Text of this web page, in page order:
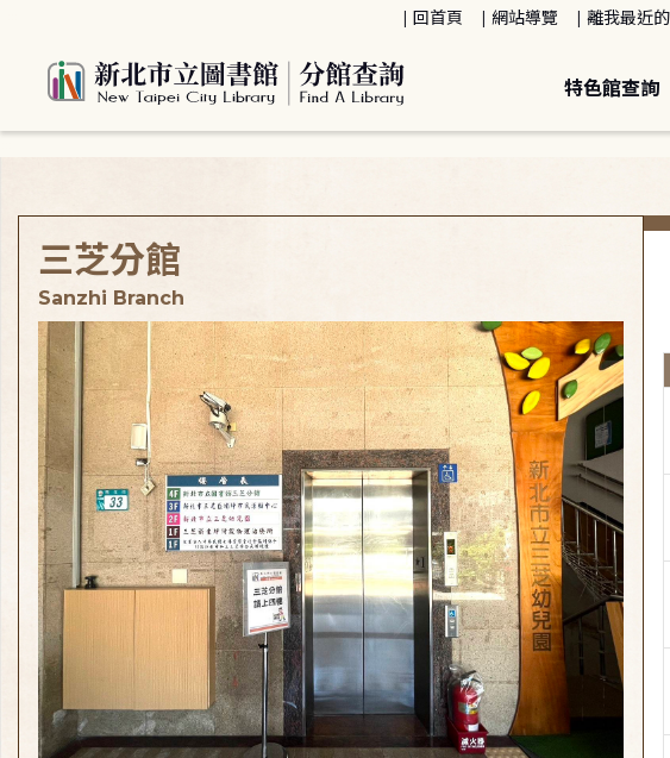
回首頁 網站導覽 離我最近
特色館查詢
三芝分館
Sanzhi Branch